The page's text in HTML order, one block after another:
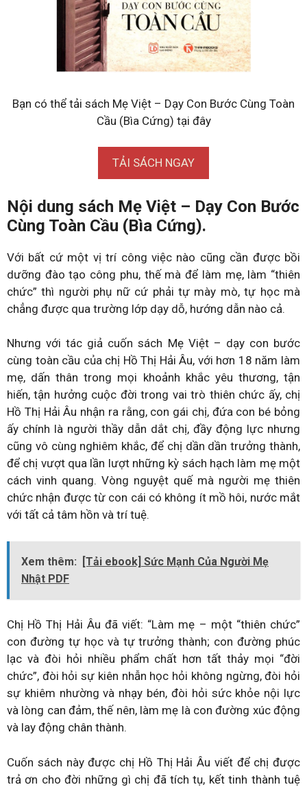
Bạn có thể tải sách Mẹ Việt – Dạy Con Bước Cùng Toàn
Cầu (Bìa Cứng) tại đây
TẢI SÁCH NGAY
Nội dung sách Mẹ Việt – Dạy Con Bước
Cùng Toàn Cầu (Bìa Cứng).
Với bất cứ một vị trí công việc nào cũng cần được bồi
dưỡng đào tạo công phu, thế mà để làm mẹ, làm “thiên
chức” thì người phụ nữ cứ phải tự mày mò, tự học mà
chẳng được qua trường lớp dạy dỗ, hướng dẫn nào cả.
Nhưng với tác giả cuốn sách Mẹ Việt – dạy con bước
cùng toàn cầu của chị Hồ Thị Hải Âu, với hơn 18 năm làm
mẹ, dấn thân trong mọi khoảnh khắc yêu thương, tận
hiến, tận hưởng cuộc đời trong vai trò thiên chức ấy, chị
Hồ Thị Hải Âu nhận ra rằng, con gái chị, đứa con bé bỏng
ấy chính là người thầy dẫn dắt chị, đầy động lực nhưng
cũng vô cùng nghiêm khắc, để chị dần dần trưởng thành,
để chị vượt qua lần lượt những kỳ sách hạch làm mẹ một
cách vinh quang. Vòng nguyệt quế mà người mẹ thiên
chức nhận được từ con cái có không ít mồ hôi, nước mắt
với tất cả tâm hồn và trí tuệ.
Xem thêm:
[Tải ebook] Sức Mạnh Của Người Mẹ
Nhật PDF
Chị Hồ Thị Hải Âu đã viết: “Làm mẹ – một “thiên chức”
con đường tự học và tự trưởng thành; con đường phúc
lạc và đòi hỏi nhiều phẩm chất hơn tất thảy mọi “đời
chức”, đòi hỏi sự kiên nhẫn học hỏi không ngừng, đòi hỏi
sự khiêm nhường và nhạy bén, đòi hỏi sức khỏe nội lực
và lòng can đảm, thế nên, làm mẹ là con đường xúc động
và lay động chân thành.
Cuốn sách này được chị Hồ Thị Hải Âu viết để chị được
trả ơn cho đời những gì chị đã tích tụ, kết tinh thành tuệ